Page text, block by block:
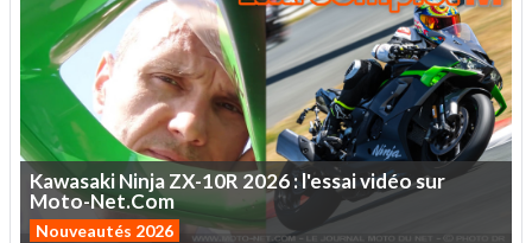
KawasakiNinjaZX-10R 2026:l'essaividéosur
Moto-Net.Com
Nouveautés 2026